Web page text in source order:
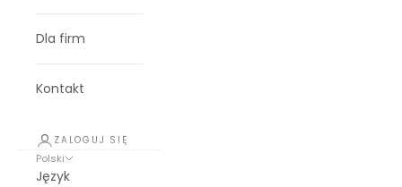
Dla firm
Kontakt
ZALOGUJ SIĘ
Polski
Język